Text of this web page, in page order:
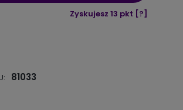
Zyskujesz 13 pkt [?]
81033